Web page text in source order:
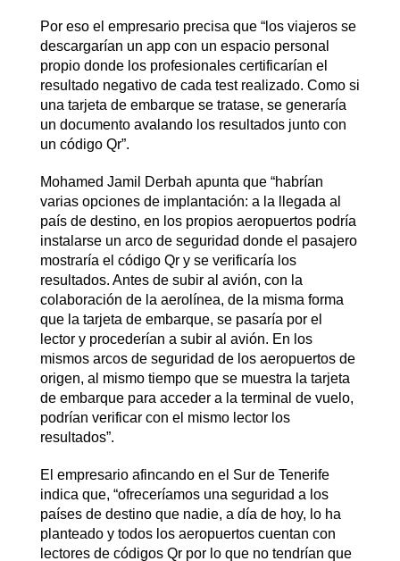
Por eso el empresario precisa que “los viajeros se
descargarían un app con un espacio personal
propio donde los profesionales certificarían el
resultado negativo de cada test realizado. Como si
una tarjeta de embarque se tratase, se generaría
un documento avalando los resultados junto con
un código Qr”.
Mohamed Jamil Derbah apunta que “habrían
varias opciones de implantación: a la llegada al
país de destino, en los propios aeropuertos podría
instalarse un arco de seguridad donde el pasajero
mostraría el código Qr y se verificaría los
resultados. Antes de subir al avión, con la
colaboración de la aerolínea, de la misma forma
que la tarjeta de embarque, se pasaría por el
lector y procederían a subir al avión. En los
mismos arcos de seguridad de los aeropuertos de
origen, al mismo tiempo que se muestra la tarjeta
de embarque para acceder a la terminal de vuelo,
podrían verificar con el mismo lector los
resultados”.
El empresario afincando en el Sur de Tenerife
indica que, “ofreceríamos una seguridad a los
países de destino que nadie, a día de hoy, lo ha
planteado y todos los aeropuertos cuentan con
lectores de códigos Qr por lo que no tendrían que